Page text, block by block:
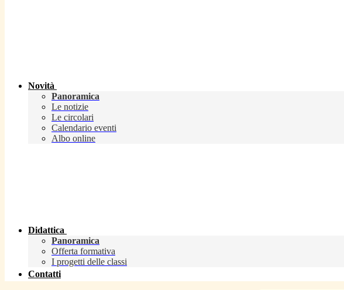
Novità
Panoramica
Le notizie
Le circolari
Calendario eventi
Albo online
Didattica
Panoramica
Offerta formativa
I progetti delle classi
Contatti